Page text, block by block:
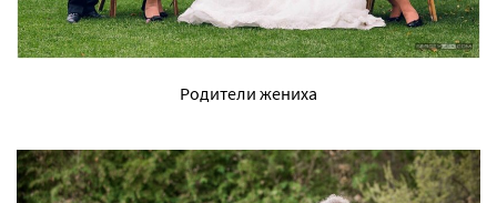
Родители жениха